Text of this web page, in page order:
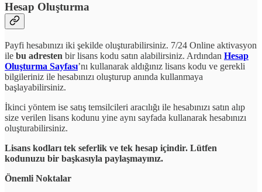
Hesap Oluşturma
Payfi hesabınızı iki şekilde oluşturabilirsiniz. 7/24 Online aktivasyon
ile bu adresten bir lisans kodu satın alabilirsiniz. Ardından Hesap
Oluşturma Sayfası’nı kullanarak aldığınız lisans kodu ve gerekli
bilgileriniz ile hesabınızı oluşturup anında kullanmaya
başlayabilirsiniz.
İkinci yöntem ise satış temsilcileri aracılığı ile hesabınızı satın alıp
size verilen lisans kodunu yine aynı sayfada kullanarak hesabınızı
oluşturabilirsiniz.
Lisans kodları tek seferlik ve tek hesap içindir. Lütfen
kodunuzu bir başkasıyla paylaşmayınız.
Önemli Noktalar